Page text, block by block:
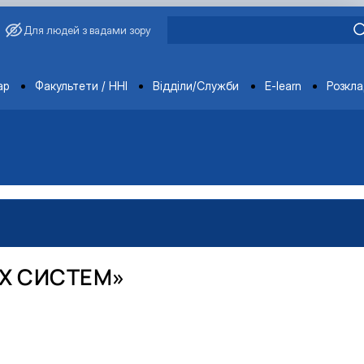
Для людей з вадами зору
Факультети / ННІ Відділи/Служби E-learn
СИСТЕМ»